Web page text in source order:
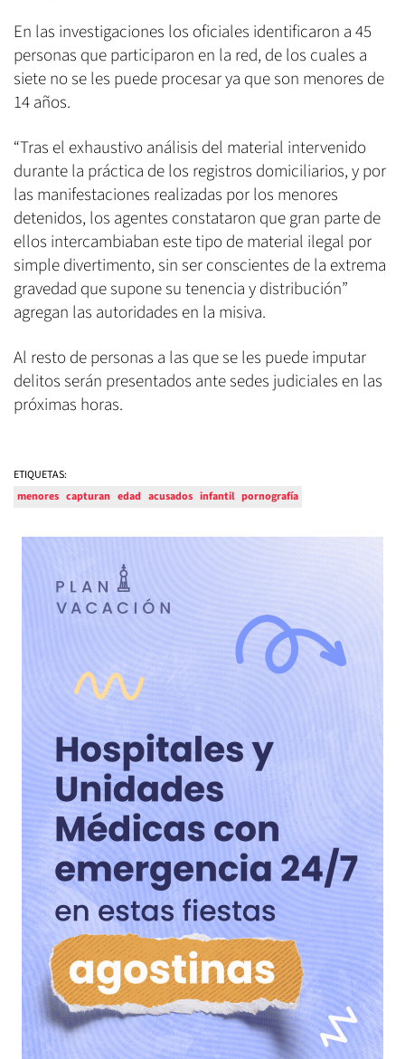
En las investigaciones los oficiales identificaron a 45
personas que participaron en la red, de los cuales a
siete no se les puede procesar ya que son menores de
14 años.
“Tras el exhaustivo análisis del material intervenido
durante la práctica de los registros domiciliarios, y por
las manifestaciones realizadas por los menores
detenidos, los agentes constataron que gran parte de
ellos intercambiaban este tipo de material ilegal por
simple divertimento, sin ser conscientes de la extrema
gravedad que supone su tenencia y distribución”
agregan las autoridades en la misiva.
Al resto de personas a las que se les puede imputar
delitos serán presentados ante sedes judiciales en las
próximas horas.
ETIQUETAS:
menores capturan edad acusados infantil pornografía